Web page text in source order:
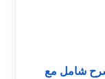
شرح شامل مع